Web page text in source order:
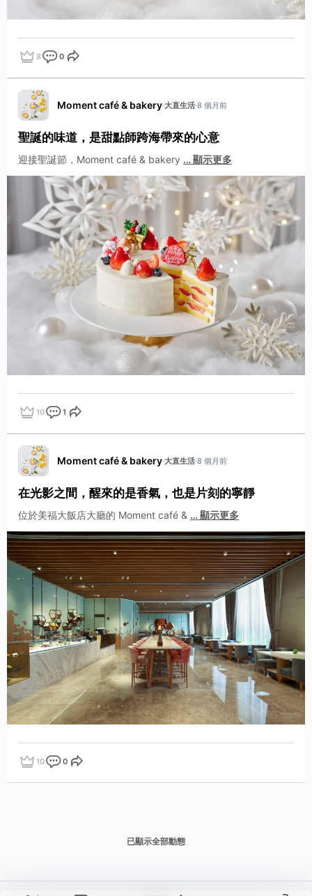
點讚 8評論 0分享
Moment café & bakery·大直生活·8 個月前
聖誕的味道，是甜點師跨海帶來的心意
迎接聖誕節，Moment café & bakery …顯示更多
點讚 10評論 1 分享
Moment café & bakery·大直生活·8 個月前
在光影之間，醒來的是香氣，也是片刻的寧靜
位於美福大飯店大廳的 Moment café & …顯示更多
點讚 10評論 0分享
已顯示全部動態